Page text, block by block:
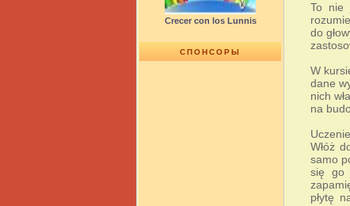
Crecer con los Lunnis
СПОНСОРЫ
To nie
do
W
dane
nich
na
Włóż
samo
się go
płytę